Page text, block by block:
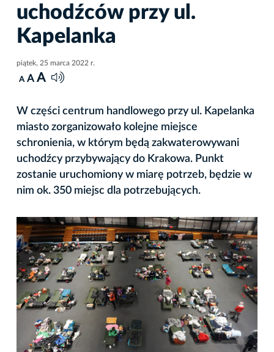
uchodźców przy ul.
Kapelanka
piątek, 25 marca 2022 r.
A A A
W części centrum handlowego przy ul. Kapelanka
miasto zorganizowało kolejne miejsce
schronienia, w którym będą zakwaterowywani
uchodźcy przybywający do Krakowa. Punkt
zostanie uruchomiony w miarę potrzeb, będzie w
nim ok. 350 miejsc dla potrzebujących.